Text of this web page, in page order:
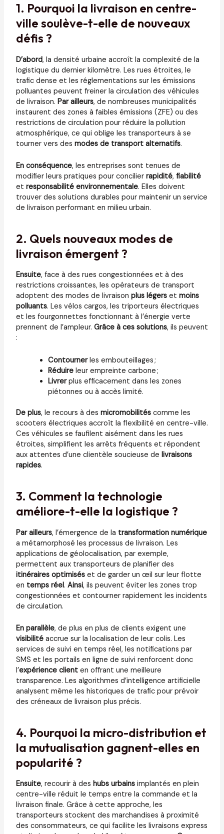
1. Pourquoi la livraison en centre-
ville soulève-t-elle de nouveaux
défis ?
D’abord, la densité urbaine accroît la complexité de la
logistique du dernier kilomètre. Les rues étroites, le
trafic dense et les réglementations sur les émissions
polluantes peuvent freiner la circulation des véhicules
de livraison. Par ailleurs, de nombreuses municipalités
instaurent des zones à faibles émissions (ZFE) ou des
restrictions de circulation pour réduire la pollution
atmosphérique, ce qui oblige les transporteurs à se
tourner vers des modes de transport alternatifs.
En conséquence, les entreprises sont tenues de
modifier leurs pratiques pour concilier rapidité, fiabilité
et responsabilité environnementale. Elles doivent
trouver des solutions durables pour maintenir un service
de livraison performant en milieu urbain.
2. Quels nouveaux modes de
livraison émergent ?
Ensuite, face à des rues congestionnées et à des
restrictions croissantes, les opérateurs de transport
adoptent des modes de livraison plus légerset moins
polluants. Les vélos cargos, les triporteurs électriques
et les fourgonnettes fonctionnant à l’énergie verte
prennent de l’ampleur. Grâce à ces solutions, ils peuvent
:
Contournerles embouteillages ;
Réduireleur empreinte carbone ;
Livrerplus efficacement dans les zones
piétonnes ou à accès limité.
De plus, le recours à des micromobilitéscomme les
scooters électriques accroît la flexibilité en centre-ville.
Ces véhicules se faufilent aisément dans les rues
étroites, simplifient les arrêts fréquents et répondent
aux attentes d’une clientèle soucieuse de livraisons
rapides.
3. Comment la technologie
améliore-t-elle la logistique ?
Par ailleurs, l’émergence de la transformation numérique
a métamorphosé les processus de livraison. Les
applications de géolocalisation, par exemple,
permettent aux transporteurs de planifier des
itinéraires optimiséset de garder un œil sur leur flotte
en temps réel. Ainsi, ils peuvent éviter les zones trop
congestionnées et contourner rapidement les incidents
de circulation.
En parallèle, de plus en plus de clients exigent une
visibilitéaccrue sur la localisation de leur colis. Les
services de suivi en temps réel, les notifications par
SMS et les portails en ligne de suivi renforcent donc
l’expérience clienten offrant une meilleure
transparence. Les algorithmes d’intelligence artificielle
analysent même les historiques de trafic pour prévoir
des créneaux de livraison plus précis.
4. Pourquoi la micro-distribution et
la mutualisation gagnent-elles en
popularité ?
Ensuite, recourir à des hubs urbainsimplantés en plein
centre-ville réduit le temps entre la commande et la
livraison finale. Grâce à cette approche, les
transporteurs stockent des marchandises à proximité
des consommateurs, ce qui facilite les livraisons express